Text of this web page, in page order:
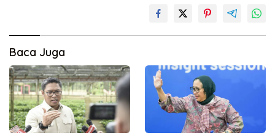
Baca Juga